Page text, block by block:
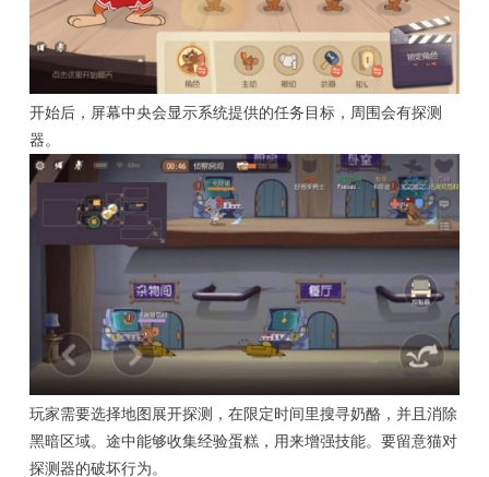
开始后，屏幕中央会显示系统提供的任务目标，周围会有探测
器。
玩家需要选择地图展开探测，在限定时间里搜寻奶酪，并且消除
黑暗区域。途中能够收集经验蛋糕，用来增强技能。要留意猫对
探测器的破坏行为。